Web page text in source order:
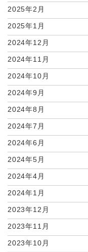
2025年2月
2025年1月
2024年12月
2024年11月
2024年10月
2024年9月
2024年8月
2024年7月
2024年6月
2024年5月
2024年4月
2024年1月
2023年12月
2023年11月
2023年10月